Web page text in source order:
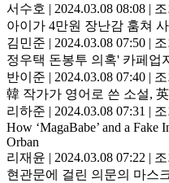
서수호 | 2024.03.08 08:08 |
아이가 4만원 장난감 훔쳐
김민준 | 2024.03.08 07:50 |
정우택 돈봉투 의혹' 카페업
반이준 | 2024.03.08 07:40 |
韓 작가가 영어로 쓴 소설,
리하준 | 2024.03.08 07:31 | 조
How ‘MagaBabe’ and a Fake
Orban
리재윤 | 2024.03.08 07:22 |
현관문에 걸린 의문의 마스